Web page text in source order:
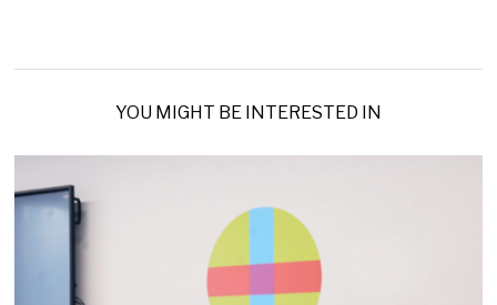
YOU MIGHT BE INTERESTED IN